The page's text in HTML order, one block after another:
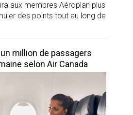
aux membres Aéroplan plus
des points tout au long de
million de passagers
selon Air Canada